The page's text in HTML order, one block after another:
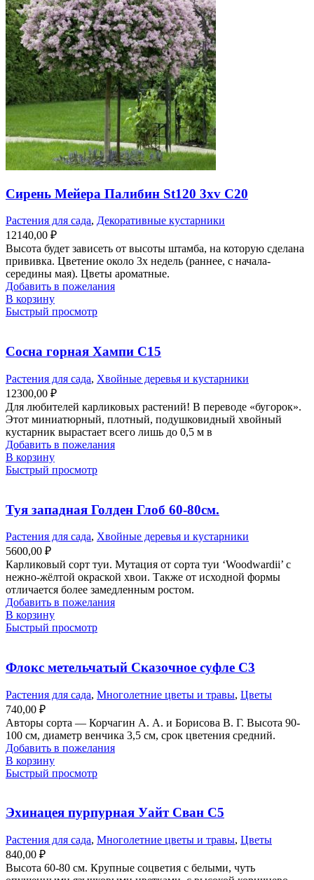
Сирень Мейера Палибин St120 3xv С20
Растения для сада, Декоративные кустарники
12140,00 ₽
Высота будет зависеть от высоты штамба, на которую сделана
прививка. Цветение около 3х недель (раннее, с начала-
середины мая). Цветы ароматные.
Добавить в пожелания
В корзину
Быстрый просмотр
Сосна горная Хампи С15
Растения для сада, Хвойные деревья и кустарники
12300,00 ₽
Для любителей карликовых растений! В переводе «бугорок».
Этот миниатюрный, плотный, подушковидный хвойный
кустарник вырастает всего лишь до 0,5 м в
Добавить в пожелания
В корзину
Быстрый просмотр
Туя западная Голден Глоб 60-80см.
Растения для сада, Хвойные деревья и кустарники
5600,00 ₽
Карликовый сорт туи. Мутация от сорта туи ‘Woodwardii’ с
нежно-жёлтой окраской хвои. Также от исходной формы
отличается более замедленным ростом.
Добавить в пожелания
В корзину
Быстрый просмотр
Флокс метельчатый Сказочное суфле С3
Растения для сада, Многолетние цветы и травы, Цветы
740,00 ₽
Авторы сорта — Корчагин А. А. и Борисова В. Г. Высота 90-
100 см, диаметр венчика 3,5 см, срок цветения средний.
Добавить в пожелания
В корзину
Быстрый просмотр
Эхинацея пурпурная Уайт Сван С5
Растения для сада, Многолетние цветы и травы, Цветы
840,00 ₽
Высота 60-80 см. Крупные соцветия с белыми, чуть